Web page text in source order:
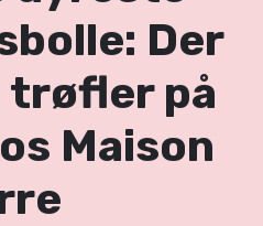
Der
trøfler på
Maison